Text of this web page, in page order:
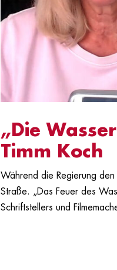
„Die
Timm Koch
Während die Regierung
Straße. „Das Feuer des
Schriftstellers und